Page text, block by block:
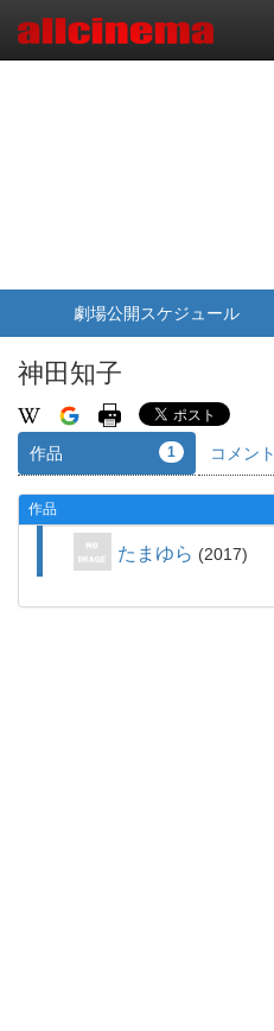
劇場公開スケジュール
神田知子
作品 1 コメント
作品
たまゆら 2017